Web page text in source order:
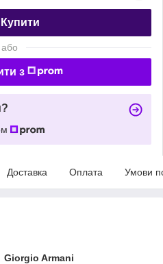
Купити
або
з
Доставка Оплата Умови
Giorgio Armani